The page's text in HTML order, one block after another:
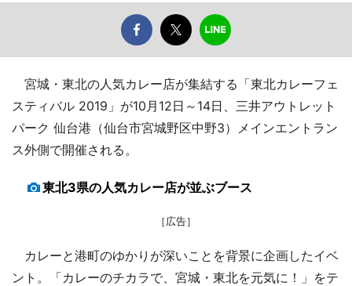
宮城・東北の人気カレー店が集結する「東北カレーフェ
スティバル 2019」が10月12日～14日、三井アウトレット
パーク 仙台港（仙台市宮城野区中野3）メインエントラン
ス外側で開催される。
東北3県の人気カレー店が並ぶブース
［広告］
カレーと港町のゆかりが深いことを背景に企画したイベ
ント。「カレーのチカラで、宮城・東北を元気に！」をテ